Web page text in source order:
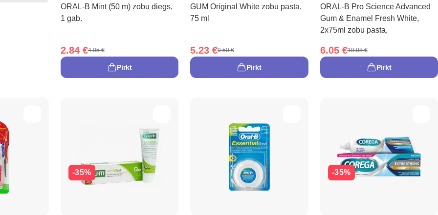
ORAL-B Mint (50 m) zobu diegs,
1 gab.
2.84 €4.05 €
Pirkt
GUM Original White zobu pasta,
75 ml
5.23 €9.50 €
Pirkt
ORAL-B Pro Science Advanced
Gum & Enamel Fresh White,
2x75ml zobu pasta,
6.05 €10.08 €
Pirkt
-35% -35%